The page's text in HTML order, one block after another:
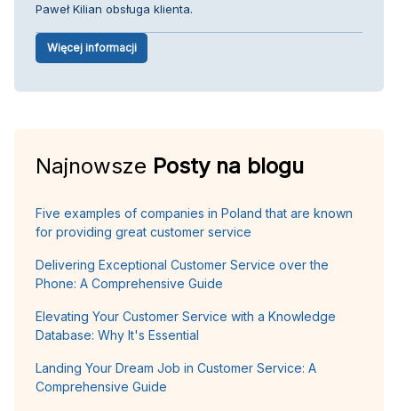
Paweł Kilian obsługa klienta.
Więcej informacji
Najnowsze Posty na blogu
Five examples of companies in Poland that are known
for providing great customer service
Delivering Exceptional Customer Service over the
Phone: A Comprehensive Guide
Elevating Your Customer Service with a Knowledge
Database: Why It's Essential
Landing Your Dream Job in Customer Service: A
Comprehensive Guide